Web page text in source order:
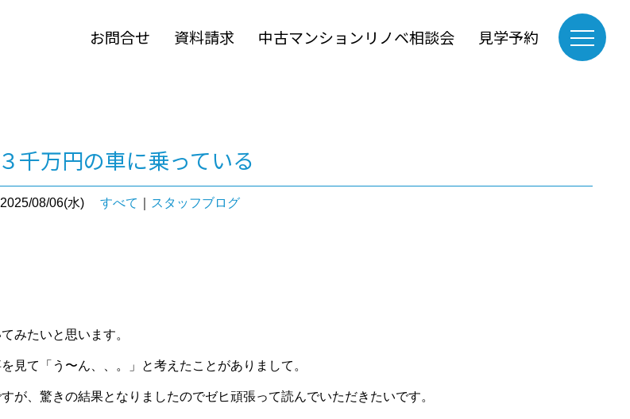
お問合せ 資料請求 中古マンションリノベ相談会 見学予約
千万円の車に乗っている
08/06(水) すべて スタッフブログ
みたいと思います。
見て「う〜ん、、。」と考えたことがありまして。
が、驚きの結果となりましたのでゼヒ頑張って読んでいただきたいです。